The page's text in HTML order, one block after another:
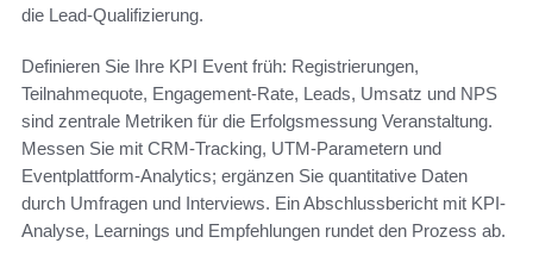
die Lead-Qualifizierung.
Definieren Sie Ihre KPI Event früh: Registrierungen,
Teilnahmequote, Engagement-Rate, Leads, Umsatz und NPS
sind zentrale Metriken für die Erfolgsmessung Veranstaltung.
Messen Sie mit CRM-Tracking, UTM-Parametern und
Eventplattform-Analytics; ergänzen Sie quantitative Daten
durch Umfragen und Interviews. Ein Abschlussbericht mit KPI-
Analyse, Learnings und Empfehlungen rundet den Prozess ab.